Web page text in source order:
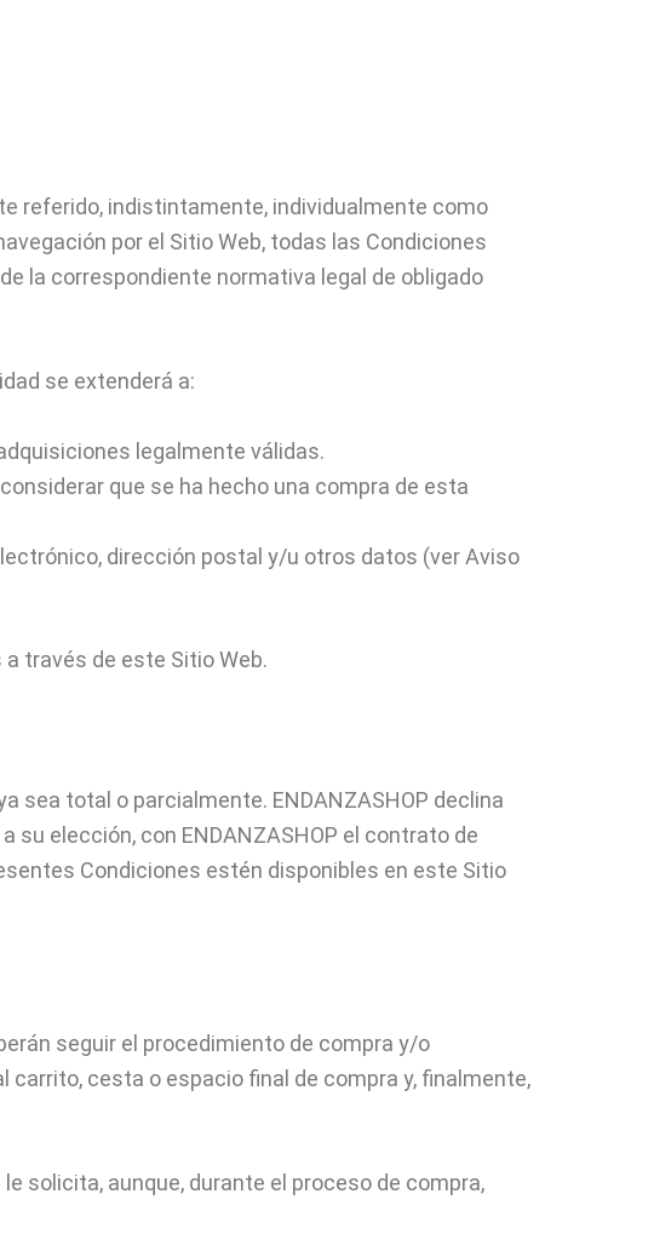
referido, indistintamente, individualmente como
por el Sitio Web, todas las Condiciones
la correspondiente normativa legal de obligado
se extenderá a:
legalmente válidas.
que se ha hecho una compra de esta
dirección postal y/u otros datos (ver Aviso
través de este Sitio Web.
sea total o parcialmente. ENDANZASHOP declina
su elección, con ENDANZASHOP el contrato de
Condiciones estén disponibles en este Sitio
seguir el procedimiento de compra y/o
cesta o espacio final de compra y, finalmente,
solicita, aunque, durante el proceso de compra,